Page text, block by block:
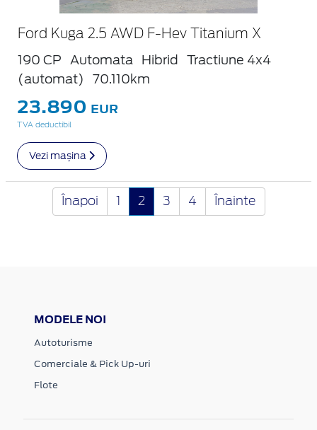
Ford Kuga 2.5 AWD F-Hev Titanium X
190 CP Automata Hibrid
Tractiune 4x4
(automat)
70.110km
23.890 EUR
TVA deductibil
Vezi mașina
Înapoi 2 3 4 Înainte
MODELE NOI
Autoturisme
Comerciale & Pick Up-uri
Flote